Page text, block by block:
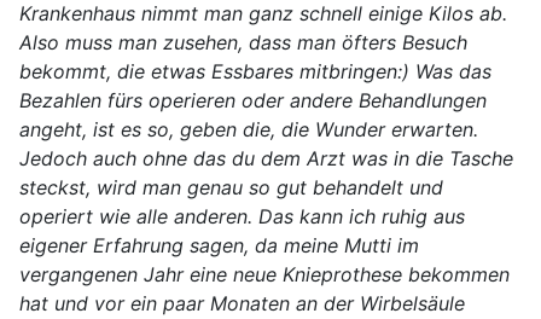
Krankenhaus nimmt man ganz schnell einige Kilos ab.
Also muss man zusehen, dass man öfters Besuch
bekommt, die etwas Essbares mitbringen:) Was das
Bezahlen fürs operieren oder andere Behandlungen
angeht, ist es so, geben die, die Wunder erwarten.
Jedoch auch ohne das du dem Arzt was in die Tasche
steckst, wird man genau so gut behandelt und
operiert wie alle anderen. Das kann ich ruhig aus
eigener Erfahrung sagen, da meine Mutti im
vergangenen Jahr eine neue Knieprothese bekommen
hat und vor ein paar Monaten an der Wirbelsäule